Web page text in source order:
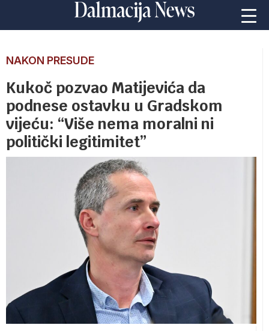
NAKON PRESUDE
Kukoč pozvao Matijevića da
podnese ostavku u Gradskom
vijeću: “Više nema moralni ni
politički legitimitet”